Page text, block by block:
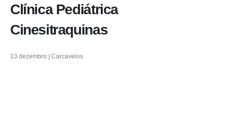
Clínica Pediátrica
Cinesitraquinas
13 dezembro | Carcavelos